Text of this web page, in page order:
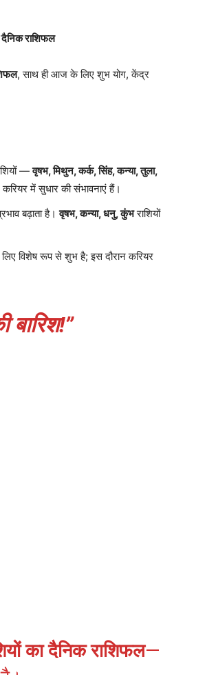
राशिफल
, साथ ही आज के लिए शुभ योग, केंद्र
—वृषभ, मिथुन, कर्क, सिंह, कन्या, तुला,
में सुधार की संभावनाएं हैं।
बढ़ाता है।वृषभ, कन्या, धनु, कुंभराशियों
लिए विशेष रूप से शुभ है; इस दौरान करियर
बारिश!”
का दैनिक राशिफल—